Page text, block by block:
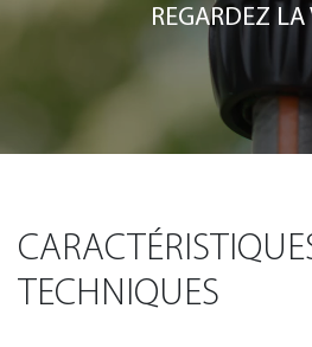
REGARDEZ
TECHNIQUES